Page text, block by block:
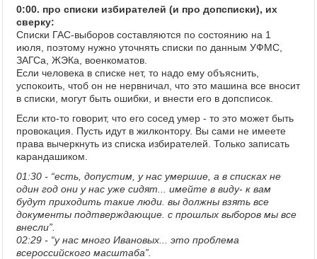
0:00. про списки избирателей (и про допсписки), их
сверку:
Списки ГАС-выборов составляются по состоянию на 1
июля, поэтому нужно уточнять списки по данным УФМС,
ЗАГСа, ЖЭКа, военкоматов.
Если человека в списке нет, то надо ему объяснить,
успокоить, чтоб он не нервничал, что это машина все вносит
в списки, могут быть ошибки, и внести его в допсписок.
Если кто-то говорит, что его сосед умер - то это может быть
провокация. Пусть идут в жилконтору. Вы сами не имеете
права вычеркнуть из списка избирателей. Только записать
карандашиком.
01:30 - “есть, допустим, у нас умершие, а в списках не
один год они у нас уже сидят... имейте в виду- к вам
будут приходить такие люди. вы должны взять все
документы подтверждающие. с прошлых выборов мы все
внесли”.
02:29 - “у нас много Ивановых... это проблема
всероссийского масштаба”.